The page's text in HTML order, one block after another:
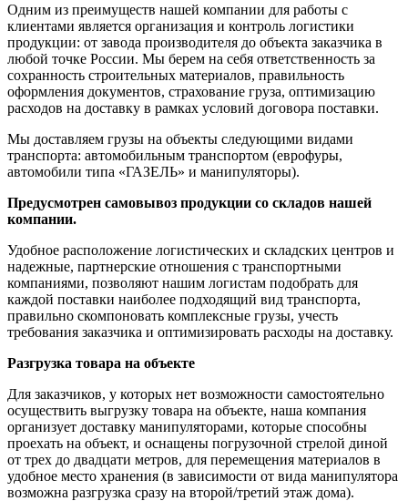
Одним из преимуществ нашей компании для работы с
клиентами является организация и контроль логистики
продукции: от завода производителя до объекта заказчика в
любой точке России. Мы берем на себя ответственность за
сохранность строительных материалов, правильность
оформления документов, страхование груза, оптимизацию
расходов на доставку в рамках условий договора поставки.
Мы доставляем грузы на объекты следующими видами
транспорта: автомобильным транспортом (еврофуры,
автомобили типа «ГАЗЕЛЬ» и манипуляторы).
Предусмотрен самовывоз продукции со складов нашей
компании.
Удобное расположение логистических и складских центров и
надежные, партнерские отношения с транспортными
компаниями, позволяют нашим логистам подобрать для
каждой поставки наиболее подходящий вид транспорта,
правильно скомпоновать комплексные грузы, учесть
требования заказчика и оптимизировать расходы на доставку.
Разгрузка товара на объекте
Для заказчиков, у которых нет возможности самостоятельно
осуществить выгрузку товара на объекте, наша компания
организует доставку манипуляторами, которые способны
проехать на объект, и оснащены погрузочной стрелой диной
от трех до двадцати метров, для перемещения материалов в
удобное место хранения (в зависимости от вида манипулятора
возможна разгрузка сразу на второй/третий этаж дома).